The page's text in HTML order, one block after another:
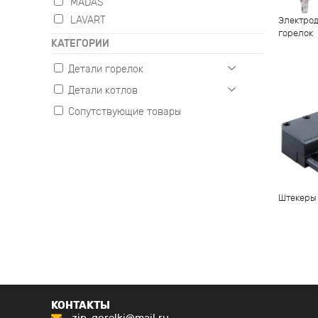
MADAS
LAVART
КАТЕГОРИИ
Детали горелок
Газовые
Жидкотопливные
Детали котлов
Настенные
Сопутствующие товары
горелок
КОНТАКТЫ